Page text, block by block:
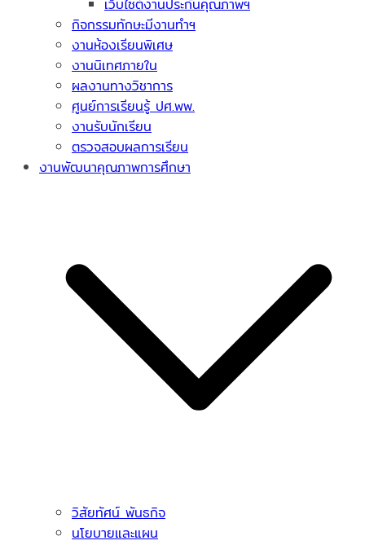
เว็บไซต์งานประกันคุณภาพฯ
กิจกรรมทักษะมีงานทำฯ
งานห้องเรียนพิเศษ
งานนิเทศภายใน
ผลงานทางวิชาการ
ศูนย์การเรียนรู้ ปศ.พพ.
งานรับนักเรียน
ตรวจสอบผลการเรียน
งานพัฒนาคุณภาพการศึกษา
วิสัยทัศน์ พันธกิจ
นโยบายและแผน